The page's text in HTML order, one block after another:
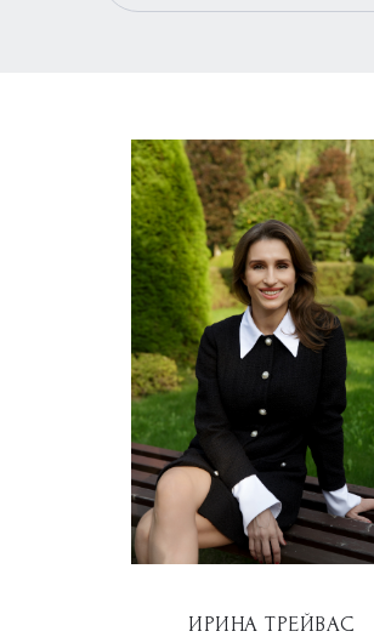
ИРИНА ТРЕЙВАС